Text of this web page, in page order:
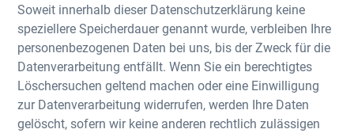
Soweit innerhalb dieser Datenschutzerklärung keine
speziellere Speicherdauer genannt wurde, verbleiben Ihre
personenbezogenen Daten bei uns, bis der Zweck für die
Datenverarbeitung entfällt. Wenn Sie ein berechtigtes
Löschersuchen geltend machen oder eine Einwilligung
zur Datenverarbeitung widerrufen, werden Ihre Daten
gelöscht, sofern wir keine anderen rechtlich zulässigen